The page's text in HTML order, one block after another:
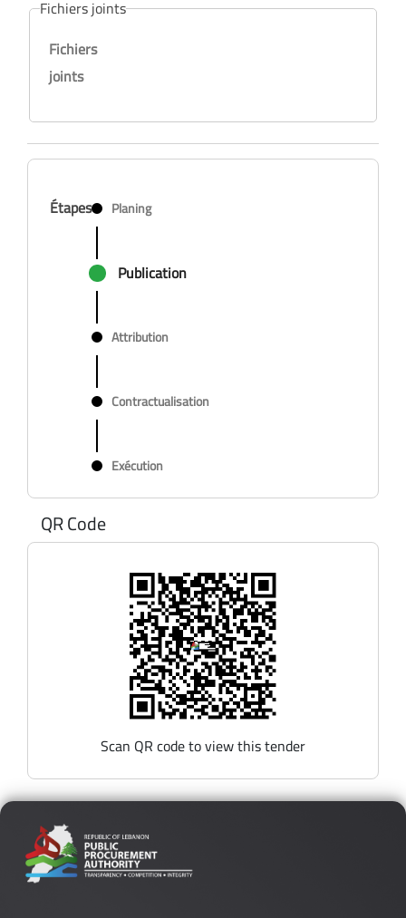
Fichiers joints
Fichiers
joints
Étapes Planing
Publication
Attribution
Contractualisation
Exécution
QR Code
Scan QR code to view this tender